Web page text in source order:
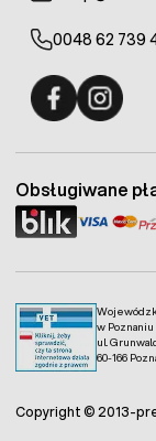
0048 62 739
w Poznaniu
ul.
60-166
Obsługiwane
Copyright © 2013-